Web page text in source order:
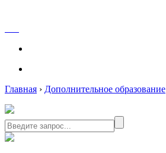
Главная › Дополнительное образование